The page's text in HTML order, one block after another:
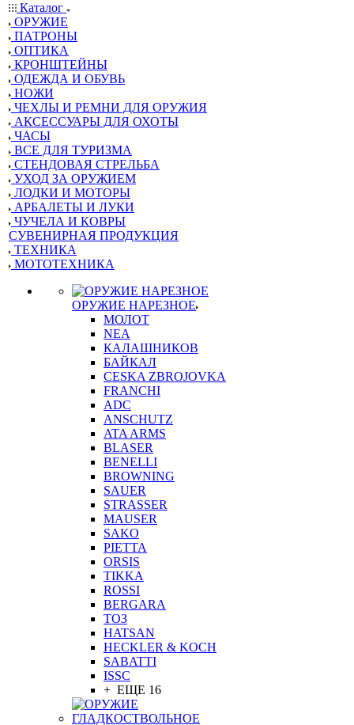
Каталог
ОРУЖИЕ
ПАТРОНЫ
ОПТИКА
КРОНШТЕЙНЫ
ОДЕЖДА И ОБУВЬ
НОЖИ
ЧЕХЛЫ И РЕМНИ ДЛЯ ОРУЖИЯ
АКСЕССУАРЫ ДЛЯ ОХОТЫ
ЧАСЫ
ВСЕ ДЛЯ ТУРИЗМА
СТЕНДОВАЯ СТРЕЛЬБА
УХОД ЗА ОРУЖИЕМ
ЛОДКИ И МОТОРЫ
АРБАЛЕТЫ И ЛУКИ
ЧУЧЕЛА И КОВРЫ
СУВЕНИРНАЯ ПРОДУКЦИЯ
ТЕХНИКА
МОТОТЕХНИКА
ОРУЖИЕ НАРЕЗНОЕ
МОЛОТ
NEA
КАЛАШНИКОВ
БАЙКАЛ
CESKA ZBROJOVKA
FRANCHI
ADC
ANSCHUTZ
ATA ARMS
BLASER
BENELLI
BROWNING
SAUER
STRASSER
MAUSER
SAKO
PIETTA
ORSIS
TIKKA
ROSSI
BERGARA
ТОЗ
HATSAN
HECKLER & KOCH
SABATTI
ISSC
+ ЕЩЕ 16